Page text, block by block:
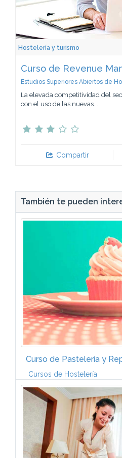
Hostelería y turismo
Curso de Revenue
Estudios Superiores Abiertos de
La elevada competitividad del
con el uso de las nuevas...
Compartir
También te pueden
Curso de Pastelería y
Cursos de Hostelería
* Técnicas culinarias,
primas* Cremas y rellenos:
pastelera, a base de crema
chantilly y merengues...